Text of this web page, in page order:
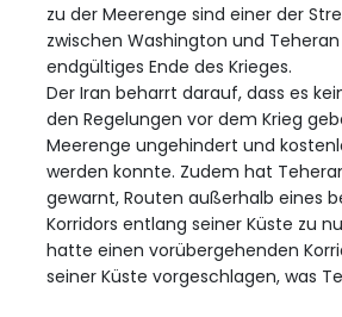
zu der Meerenge sind einer der
zwischen Washington und
endgültiges Ende des Krieges.
Der Iran beharrt darauf, dass es
den Regelungen vor dem Krieg
Meerenge ungehindert und
werden konnte. Zudem hat
gewarnt, Routen außerhalb eines
Korridors entlang seiner Küste zu
hatte einen vorübergehenden
seiner Küste vorgeschlagen, was